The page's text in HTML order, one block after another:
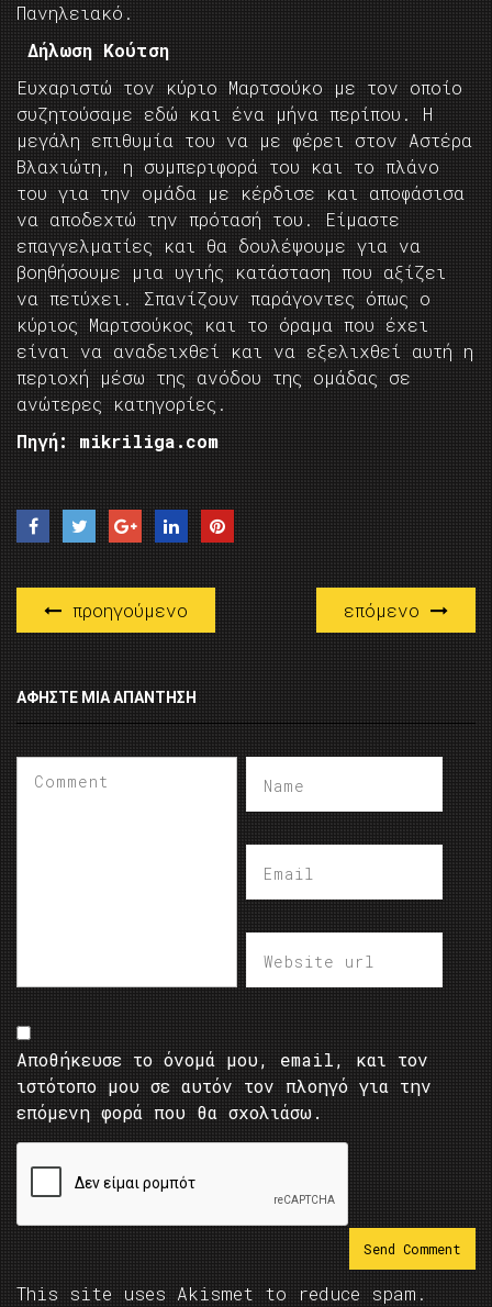
Πανηλειακό.
Δήλωση Κούτση
Ευχαριστώ τον κύριο Μαρτσούκο με τον οποίο
συζητούσαμε εδώ και ένα μήνα περίπου. Η
μεγάλη επιθυμία του να με φέρει στον Αστέρα
Βλαχιώτη, η συμπεριφορά του και το πλάνο
του για την ομάδα με κέρδισε και αποφάσισα
να αποδεχτώ την πρότασή του. Είμαστε
επαγγελματίες και θα δουλέψουμε για να
βοηθήσουμε μια υγιής κατάσταση που αξίζει
να πετύχει. Σπανίζουν παράγοντες όπως ο
κύριος Μαρτσούκος και το όραμα που έχει
είναι να αναδειχθεί και να εξελιχθεί αυτή η
περιοχή μέσω της ανόδου της ομάδας σε
ανώτερες κατηγορίες.
Πηγή: mikriliga.com
προηγούμενο επόμενο
ΑΦΉΣΤΕ ΜΙΑ ΑΠΆΝΤΗΣΗ
Αποθήκευσε το όνομά μου, email, και τον
ιστότοπο μου σε αυτόν τον πλοηγό για την
επόμενη φορά που θα σχολιάσω.
This site uses Akismet to reduce spam.